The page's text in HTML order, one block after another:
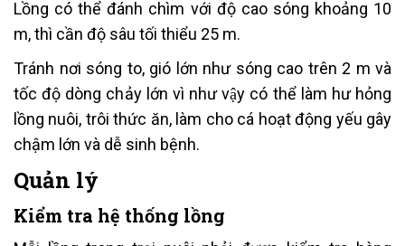
Lồng có thể đánh chìm với độ cao sóng khoảng 10
m, thì cần độ sâu tối thiểu 25 m.
Tránh nơi sóng to, gió lớn như sóng cao trên 2 m và
tốc độ dòng chảy lớn vì như vậy có thể làm hư hỏng
lồng nuôi, trôi thức ăn, làm cho cá hoạt động yếu gây
chậm lớn và dễ sinh bệnh.
Quản lý
Kiểm tra hệ thống lồng